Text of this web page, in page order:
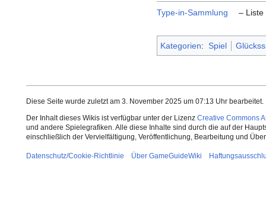
Type-in-Sammlung – Liste
Kategorien: Spiel
Diese Seite wurde zuletzt am 3. November 2025 um 07:13 Uhr bearbeitet.
Der Inhalt dieses Wikis ist verfügbar unter der Lizenz Creative Commons
und andere Spielegrafiken. Alle diese Inhalte sind durch die auf der
einschließlich der Vervielfältigung, Veröffentlichung, Bearbeitung und
Datenschutz/Cookie-Richtlinie Über GameGuideWiki